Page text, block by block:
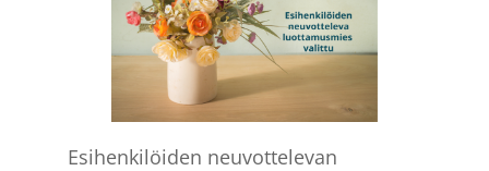
Esihenkilöiden neuvottelevan